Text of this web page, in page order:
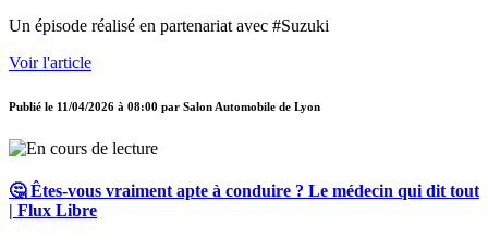
Un épisode réalisé en partenariat avec #Suzuki
Voir l'article
Publié le 11/04/2026 à 08:00 par Salon Automobile de Lyon
🤔 Êtes-vous vraiment apte à conduire ? Le médecin qui dit tout
| Flux Libre